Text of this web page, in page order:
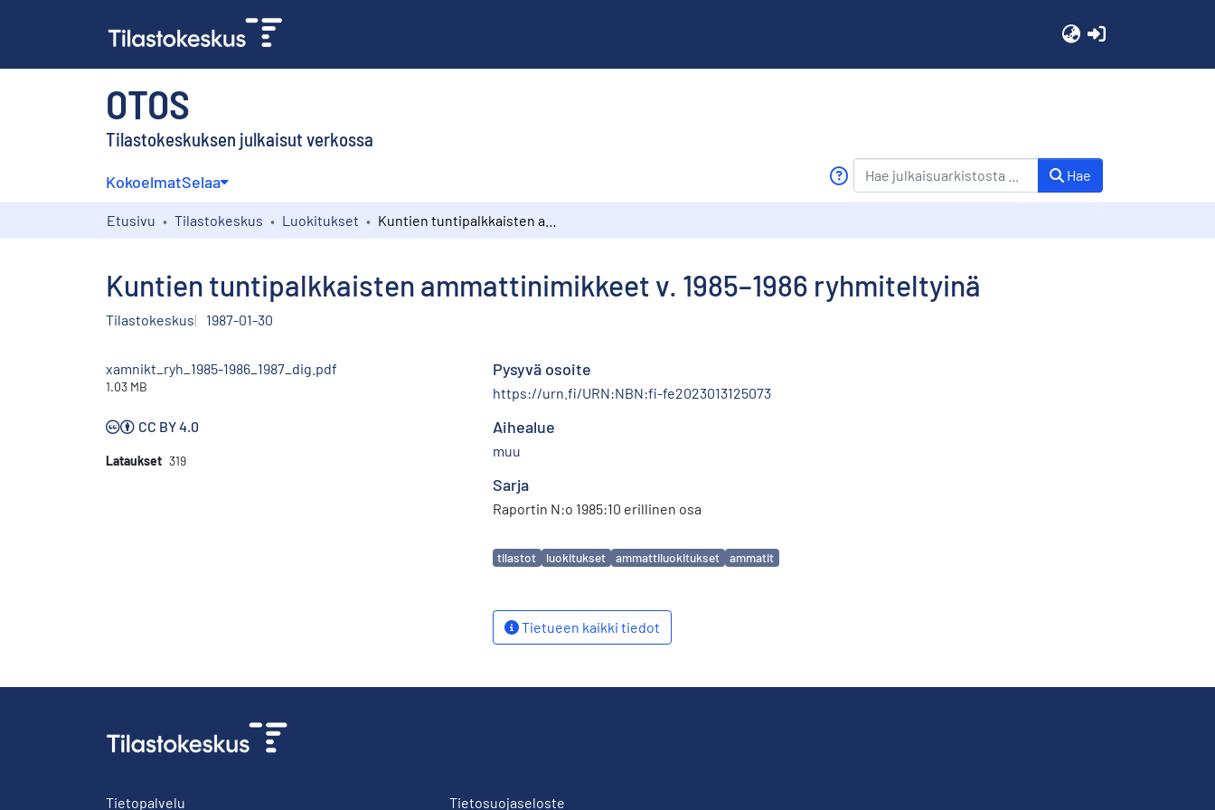
OTOS
Tilastokeskuksen julkaisut verkossa
KokoelmatSelaa Hae
Etusivu Tilastokeskus Luokitukset
Kuntien tuntipalkkaisten ammattinimikkeet v. 1985–1986 ryhmiteltyinä
Tilastokeskus 1987-01-30
xamnikt_ryh_1985-1986_1987_dig.pdf
1.03 MB
CC BY 4.0
Lataukset 319
Pysyvä osoite
https://urn.fi/URN:NBN:fi-fe2023013125073
Aihealue
muu
Sarja
Raportin N:o 1985:10 erillinen osa
Avainsanat
tilastot luokitukset ammattiluokitukset ammatit
Tietueen kaikki tiedot
Tietopalvelu Tietosuojaseloste